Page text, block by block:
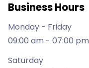
Business Hours
Monday - Friday
09:00 am - 07:00 pm
Saturday